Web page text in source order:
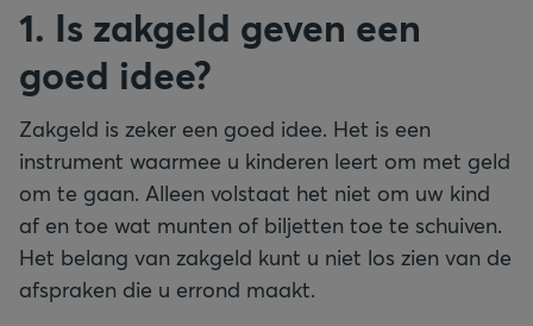
1. Is zakgeld geven een
goed idee?
Zakgeld is zeker een goed idee. Het is een
instrument waarmee u kinderen leert om met geld
om te gaan. Alleen volstaat het niet om uw kind
af en toe wat munten of biljetten toe te schuiven.
Het belang van zakgeld kunt u niet los zien van de
afspraken die u errond maakt.